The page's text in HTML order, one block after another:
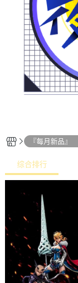
『每月新品』
综合排行